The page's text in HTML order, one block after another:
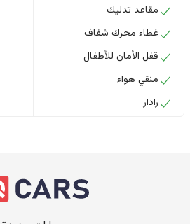
مقاعد تدليك
غطاء محرك شفاف
قفل الأمان للأطفال
منقي هواء
رادار